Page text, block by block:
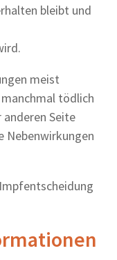
bleibt und
meist
tödlich
Seite
Nebenwirkungen